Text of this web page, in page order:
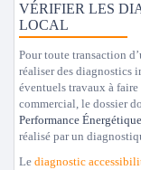
VÉRIFIER LES
LOCAL
Pour toute transaction
réaliser des diagnostics
éventuels travaux à
commercial, le dossier
Performance Énergétique
réalisé par un
Le diagnostic